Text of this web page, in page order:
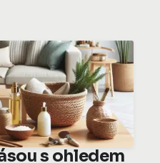
s ohledem